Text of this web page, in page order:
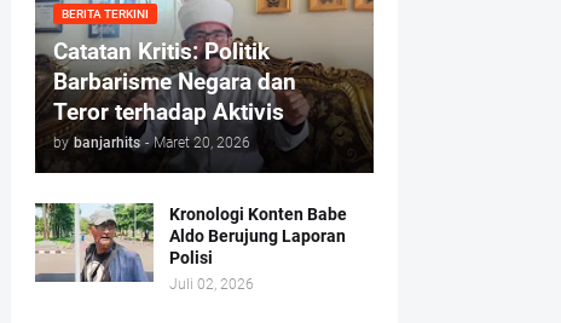
BERITA TERKINI
Catatan Kritis: Politik
Barbarisme Negara dan
Teror terhadap Aktivis
by banjarhits - Maret 20, 2026
Kronologi Konten Babe
Aldo Berujung Laporan
Polisi
Juli 02, 2026